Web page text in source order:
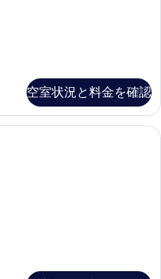
空室状況と料金を確認
フティボックス (室内)、遮光カ